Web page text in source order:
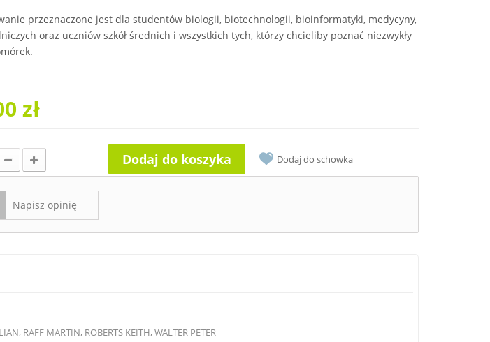
przeznaczone jest dla studentów biologii, biotechnologii, bioinformatyki, medycyny,
oraz uczniów szkół średnich i wszystkich tych, którzy chcieliby poznać niezwykły
zł
Dodaj do koszyka Dodaj do schowka
Napisz opinię
RAFF MARTIN, ROBERTS KEITH, WALTER PETER